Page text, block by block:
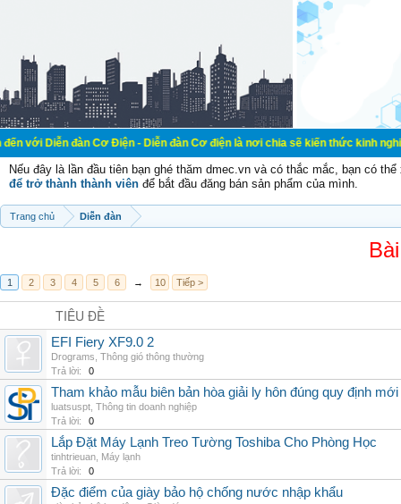
đàn Cơ Điện - Diễn đàn Cơ điện là nơi chia sẽ kiến thức kinh nghiệm
Nếu đây là lần đầu tiên bạn ghé thăm dmec.vn và có thắc mắc, bạn có
để trở thành thành viên để bắt đầu đăng bán sản phẩm của mình.
Trang chủ Diễn đàn
1 2 3 4 5 6 → 10 Tiếp >
TIÊU ĐỀ
EFI Fiery XF9.0 2
Drograms Thông gió thông thường
Trả lời:
0
Tham khảo mẫu biên bản hòa giải ly hôn đúng quy định mới
luatsuspt Thông tin doanh nghiệp
Trả lời:
0
Lắp Đặt Máy Lạnh Treo Tường Toshiba Cho Phòng Học
tinhtrieuan Máy lạnh
Trả lời:
0
Đặc điểm của giày bảo hộ chống nước nhập khẩu